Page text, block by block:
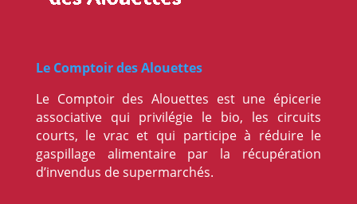
Le Comptoir des Alouettes
Le Comptoir des Alouettes est une épicerie
associative qui privilégie le bio, les circuits
courts, le vrac et qui participe à réduire le
gaspillage alimentaire par la récupération
d’invendus de supermarchés.